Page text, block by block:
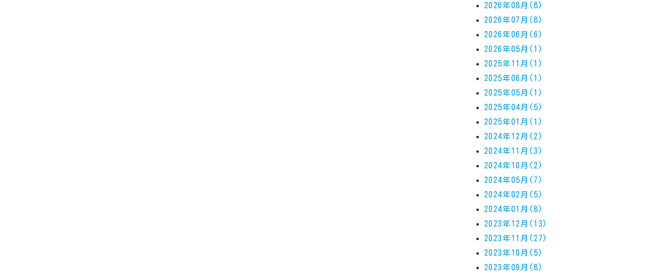
2026年08月(8)
2026年07月(8)
2026年06月(6)
2026年05月(1)
2025年11月(1)
2025年06月(1)
2025年05月(1)
2025年04月(5)
2025年01月(1)
2024年12月(2)
2024年11月(3)
2024年10月(2)
2024年05月(7)
2024年02月(5)
2024年01月(8)
2023年12月(13)
2023年11月(27)
2023年10月(5)
2023年09月(8)